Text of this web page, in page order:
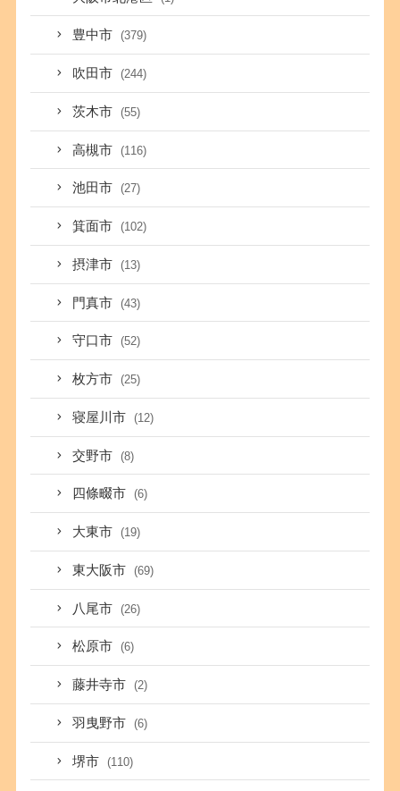
豊中市 (379)
吹田市 (244)
茨木市 (55)
高槻市 (116)
池田市 (27)
箕面市 (102)
摂津市 (13)
門真市 (43)
守口市 (52)
枚方市 (25)
寝屋川市 (12)
交野市 (8)
四條畷市 (6)
大東市 (19)
東大阪市 (69)
八尾市 (26)
松原市 (6)
藤井寺市 (2)
羽曳野市 (6)
堺市 (110)